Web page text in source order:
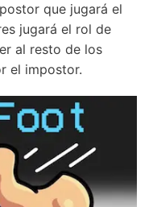
que jugará el
jugará el rol de
al resto de los
el impostor.